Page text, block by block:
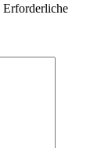
Erforderliche